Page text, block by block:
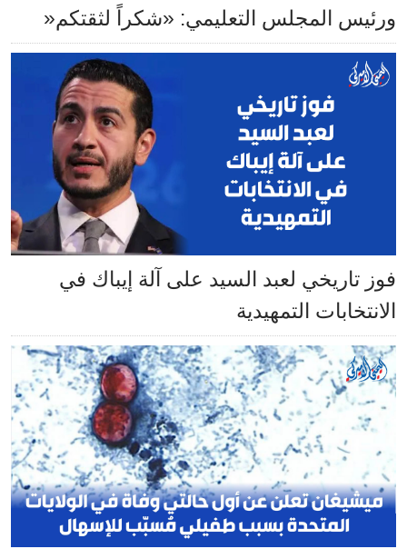
ورئيس المجلس التعليمي: «شكراً لثقتكم«
فوز تاريخي لعبد السيد على آلة إيباك في
الانتخابات التمهيدية